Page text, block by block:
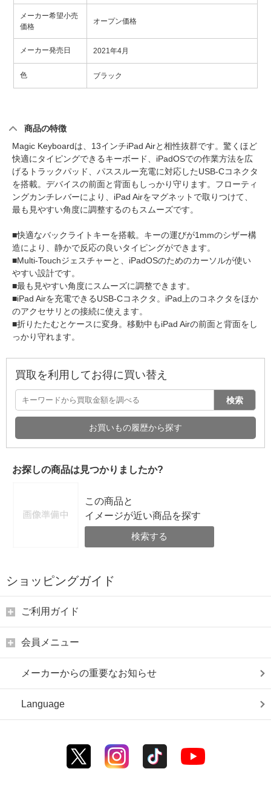
メーカー希望小売
価格
オープン価格
メーカー発売日 2021年4月
色 ブラック
商品の特徴
Magic Keyboardは、13インチiPad Airと相性抜群です。驚くほど
快適にタイピングできるキーボード、iPadOSでの作業方法を広
げるトラックパッド、パススルー充電に対応したUSB-Cコネクタ
を搭載。デバイスの前面と背面もしっかり守ります。フローティ
ングカンチレバーにより、iPad Airをマグネットで取りつけて、
最も見やすい角度に調整するのもスムーズです。
■快適なバックライトキーを搭載。キーの運びが1mmのシザー構
造により、静かで反応の良いタイピングができます。
■Multi-Touchジェスチャーと、iPadOSのためのカーソルが使い
やすい設計です。
■最も見やすい角度にスムーズに調整できます。
■iPad Airを充電できるUSB-Cコネクタ。iPad上のコネクタをほか
のアクセサリとの接続に使えます。
■折りたたむとケースに変身。移動中もiPad Airの前面と背面をし
っかり守れます。
買取を利用してお得に買い替え
検索
お買いもの履歴から探す
お探しの商品は見つかりましたか?
この商品と
イメージが近い商品を探す
検索する
ショッピングガイド
ご利用ガイド
会員メニュー
メーカーからの重要なお知らせ
Language